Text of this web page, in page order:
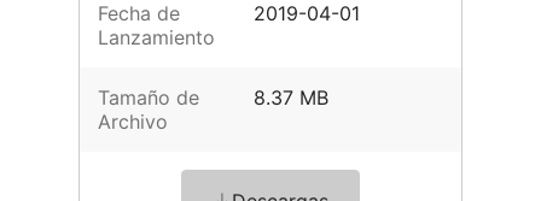
Fecha de
Lanzamiento
2019-04-01
Tamaño de
Archivo
8.37 MB